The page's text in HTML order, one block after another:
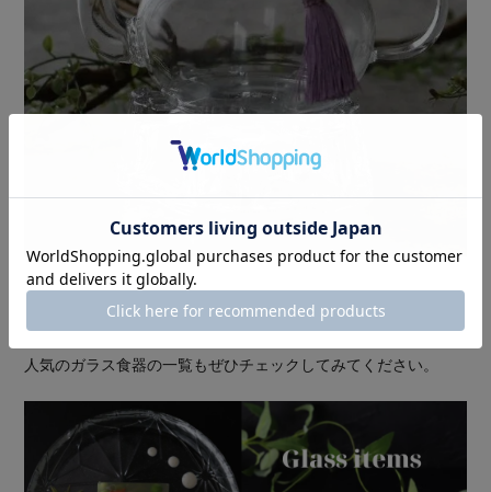
人気のガラス食器の一覧もぜひチェックしてみてください。